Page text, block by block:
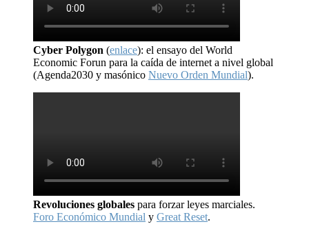
Cyber Polygon (enlace): el ensayo del World
Economic Forun para la caída de internet a nivel global
(Agenda2030 y masónico Nuevo Orden Mundial).
Revoluciones globales para forzar leyes marciales.
Foro Económico Mundial y Great Reset.